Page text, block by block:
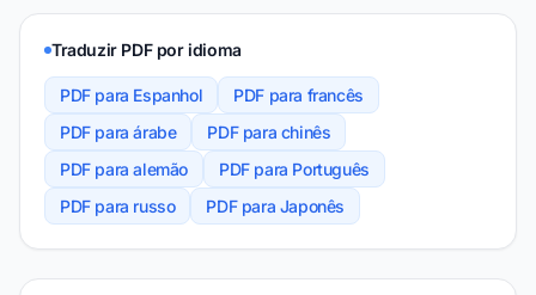
Traduzir PDF por idioma
PDF para Espanhol
PDF para francês
PDF para árabe
PDF para chinês
PDF para alemão
PDF para Português
PDF para russo
PDF para Japonês